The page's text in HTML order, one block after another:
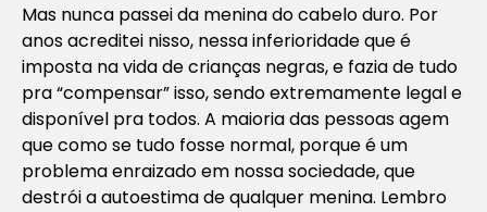
Mas nunca passei da menina do cabelo duro. Por
anos acreditei nisso, nessa inferioridade que é
imposta na vida de crianças negras, e fazia de tudo
pra “compensar” isso, sendo extremamente legal e
disponível pra todos. A maioria das pessoas agem
que como se tudo fosse normal, porque é um
problema enraizado em nossa sociedade, que
destrói a autoestima de qualquer menina. Lembro